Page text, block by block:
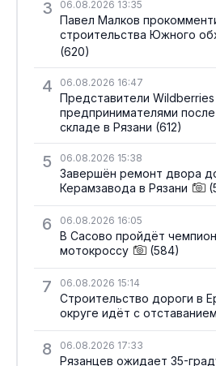
3 06.08.2026 13:35
Павел Малков
строительства Южного
(620)
4 06.08.2026 16:47
Представители Wildberries
предпринимателями после
складе в Рязани (612)
5 06.08.2026 15:38
Завершён ремонт двора
Керамзавода в Рязани
6 06.08.2026 16:05
В Сасово пройдёт
мотокроссу
(584)
7 06.08.2026 15:14
Строительство дороги в
округе идёт с отставанием
8 06.08.2026 17:33
Рязанцев ожидает 35-